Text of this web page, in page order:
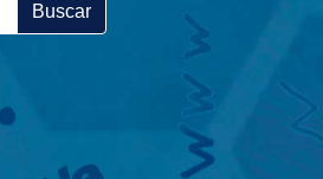
Buscar